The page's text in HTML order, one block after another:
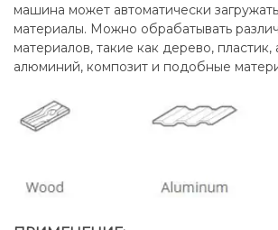
машина может автоматически
материалы. Можно обрабатывать
материалов, такие как дерево,
алюминий, композит и подобные